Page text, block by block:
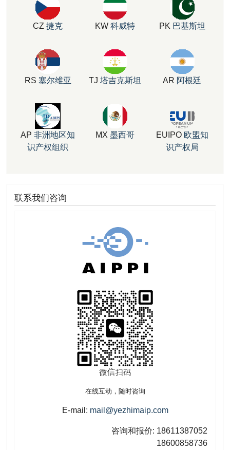
CZ 捷克 KW 科威特 PK 巴基斯坦
RS 塞尔维亚 TJ 塔吉克斯坦 AR 阿根廷
AP 非洲地区知
识产权组织
MX 墨西哥 EUIPO 欧盟知
识产权局
联系我们咨询
在线互动，随时咨询
E-mail: mail@yezhimaip.com
咨询和报价: 18611387052
18600858736